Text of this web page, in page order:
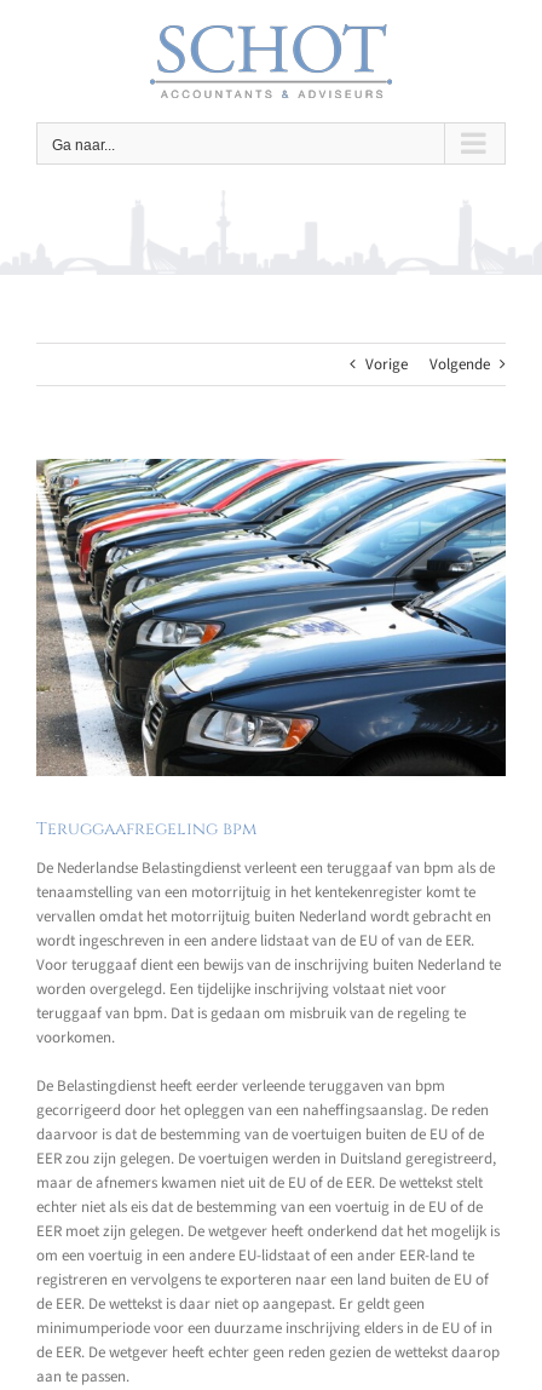
Ga naar...
Vorige Volgende
Bekijk
grotere
afbeelding
Teruggaafregeling bpm
De Nederlandse Belastingdienst verleent een teruggaaf van bpm als de
tenaamstelling van een motorrijtuig in het kentekenregister komt te
vervallen omdat het motorrijtuig buiten Nederland wordt gebracht en
wordt ingeschreven in een andere lidstaat van de EU of van de EER.
Voor teruggaaf dient een bewijs van de inschrijving buiten Nederland te
worden overgelegd. Een tijdelijke inschrijving volstaat niet voor
teruggaaf van bpm. Dat is gedaan om misbruik van de regeling te
voorkomen.
De Belastingdienst heeft eerder verleende teruggaven van bpm
gecorrigeerd door het opleggen van een naheffingsaanslag. De reden
daarvoor is dat de bestemming van de voertuigen buiten de EU of de
EER zou zijn gelegen. De voertuigen werden in Duitsland geregistreerd,
maar de afnemers kwamen niet uit de EU of de EER. De wettekst stelt
echter niet als eis dat de bestemming van een voertuig in de EU of de
EER moet zijn gelegen. De wetgever heeft onderkend dat het mogelijk is
om een voertuig in een andere EU-lidstaat of een ander EER-land te
registreren en vervolgens te exporteren naar een land buiten de EU of
de EER. De wettekst is daar niet op aangepast. Er geldt geen
minimumperiode voor een duurzame inschrijving elders in de EU of in
de EER. De wetgever heeft echter geen reden gezien de wettekst daarop
aan te passen.